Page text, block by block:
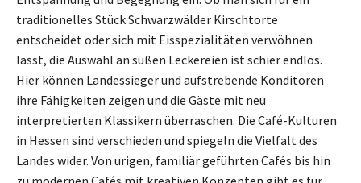
traditionelles Stück Schwarzwälder Kirschtorte
entscheidet oder sich mit Eisspezialitäten verwöhnen
lässt, die Auswahl an süßen Leckereien ist schier endlos.
Hier können Landessieger und aufstrebende Konditoren
ihre Fähigkeiten zeigen und die Gäste mit neu
interpretierten Klassikern überraschen. Die Café-Kulturen
in Hessen sind verschieden und spiegeln die Vielfalt des
Landes wider. Von urigen, familiär geführten Cafés bis hin